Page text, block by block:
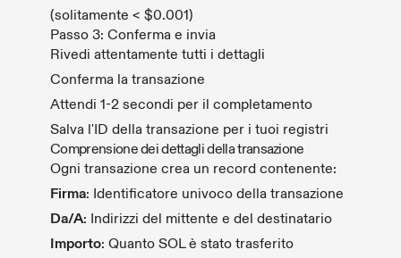
(solitamente < $0.001)
Passo 3: Conferma e invia
Rivedi attentamente tutti i dettagli
Conferma la transazione
Attendi 1-2 secondi per il completamento
Salva l'ID della transazione per i tuoi registri
Comprensione dei dettagli della transazione
Ogni transazione crea un record contenente:
Firma: Identificatore univoco della transazione
Da/A: Indirizzi del mittente e del destinatario
Importo: Quanto SOL è stato trasferito